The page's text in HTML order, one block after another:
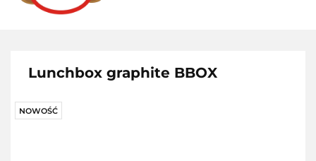
Lunchbox graphite BBOX
NOWOŚĆ